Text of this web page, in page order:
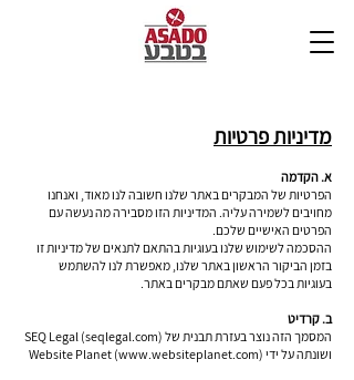
מדיניות פרטיות
א. הקדמה
הפרטיות של המבקרים באתר שלנו חשובה לנו מאוד, ואנחנו
מחויבים לשמירה עליה. המדיניות הזו מסבירה מה נעשה עם
הפרטים האישיים שלכם.
ההסכמה לשימוש שלנו בעוגיות בהתאם לתנאים של מדיניות זו
בזמן הביקור הראשון באתר שלנו, מאפשרת לנו להשתמש
בעוגיות בכל פעם שאתם מבקרים באתר.
ב. קרדיט
המסמך הזה נוצר בעזרת תבנית של SEQ Legal (seqlegal.com)
ושונתה על ידי Website Planet (www.websiteplanet.com)